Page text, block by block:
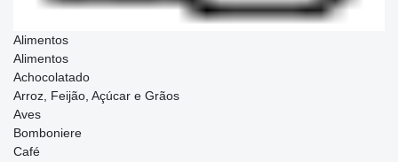
Alimentos
Alimentos
Achocolatado
Arroz, Feijão, Açúcar e Grãos
Aves
Bomboniere
Café